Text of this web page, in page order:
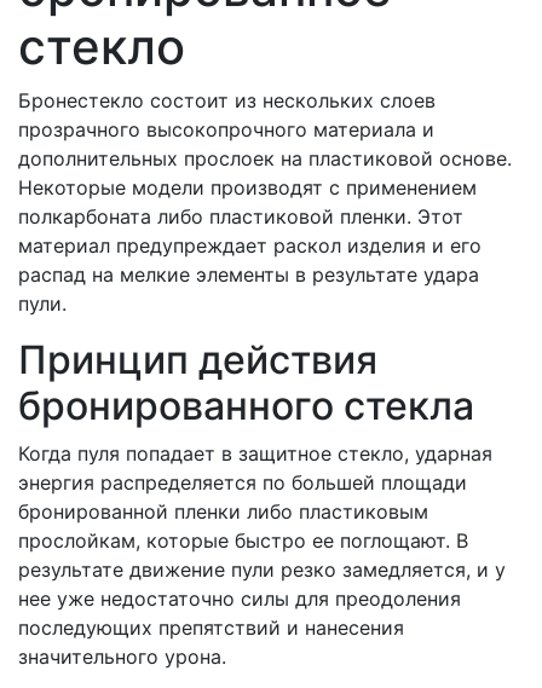
стекло
Бронестекло состоит из нескольких слоев
прозрачного высокопрочного материала и
дополнительных прослоек на пластиковой основе.
Некоторые модели производят с применением
полкарбоната либо пластиковой пленки. Этот
материал предупреждает раскол изделия и его
распад на мелкие элементы в результате удара
пули.
Принцип действия
бронированного стекла
Когда пуля попадает в защитное стекло, ударная
энергия распределяется по большей площади
бронированной пленки либо пластиковым
прослойкам, которые быстро ее поглощают. В
результате движение пули резко замедляется, и у
нее уже недостаточно силы для преодоления
последующих препятствий и нанесения
значительного урона.